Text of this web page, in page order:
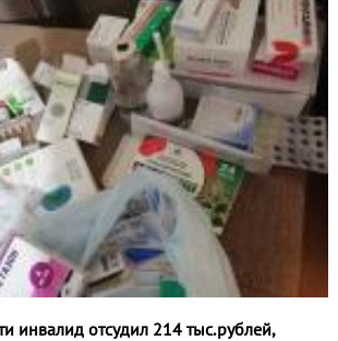
инвалид отсудил 214 тыс.рублей,